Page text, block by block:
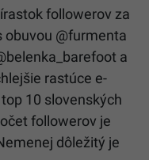
followerov za
obuvou @furmenta
a
rastúce e-
10 slovenských
followerov je
dôležitý je